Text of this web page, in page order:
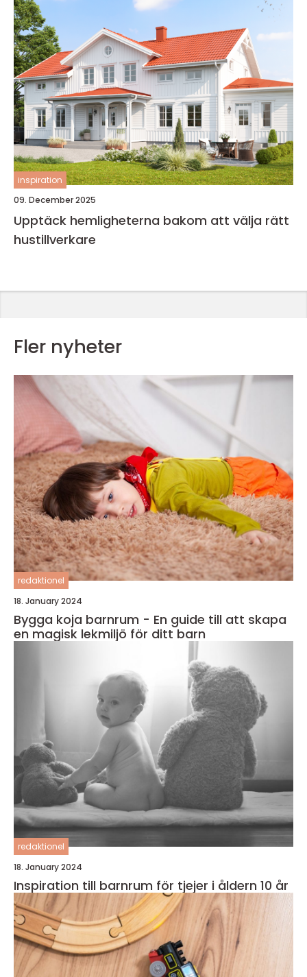
inspiration
09. December 2025
Upptäck hemligheterna bakom att välja rätt
hustillverkare
Fler nyheter
redaktionel
18. January 2024
Bygga koja barnrum - En guide till att skapa
en magisk lekmiljö för ditt barn
redaktionel
18. January 2024
Inspiration till barnrum för tjejer i åldern 10 år